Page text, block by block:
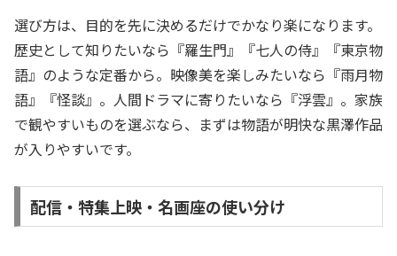
選び方は、目的を先に決めるだけでかなり楽になります。
歴史として知りたいなら『羅生門』『七人の侍』『東京物
語』のような定番から。映像美を楽しみたいなら『雨月物
語』『怪談』。人間ドラマに寄りたいなら『浮雲』。家族
で観やすいものを選ぶなら、まずは物語が明快な黒澤作品
が入りやすいです。
配信・特集上映・名画座の使い分け